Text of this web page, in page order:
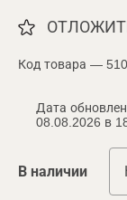
Код товара —
Дата
08.08.2026 в
В наличии